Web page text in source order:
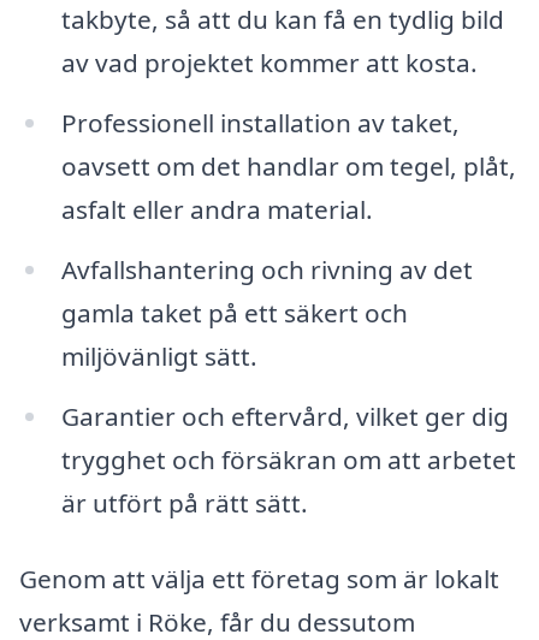
takbyte, så att du kan få en tydlig bild
av vad projektet kommer att kosta.
Professionell installation av taket,
oavsett om det handlar om tegel, plåt,
asfalt eller andra material.
Avfallshantering och rivning av det
gamla taket på ett säkert och
miljövänligt sätt.
Garantier och eftervård, vilket ger dig
trygghet och försäkran om att arbetet
är utfört på rätt sätt.
Genom att välja ett företag som är lokalt
verksamt i Röke, får du dessutom